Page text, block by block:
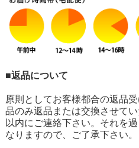
■返品について
原則としてお客様都合の返品
品のみ返品または交換させて
以内にご連絡下さい。それを
なりますので、ご了承下さい。